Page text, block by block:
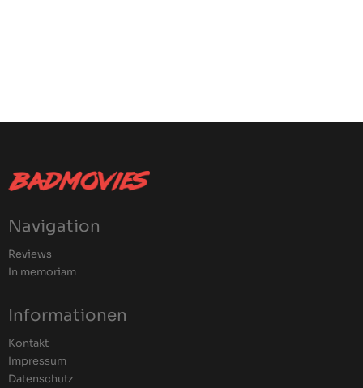
Navigation
Reviews
In memoriam
Informationen
Kontakt
Impressum
Datenschutz